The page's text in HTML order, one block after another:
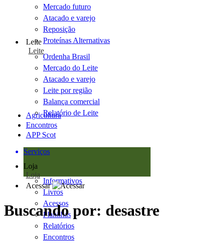
Mercado futuro
Atacado e varejo
Reposição
Proteínas Alternativas
Leite
Leite
Ordenha Brasil
Mercado do Leite
Atacado e varejo
Leite por região
Balança comercial
Relatório de Leite
Agricultura
Encontros
APP Scot
Serviços
Loja
Loja
Informativos
Livros
Acessos
Planilhas
Relatórios
Encontros
Acessar
Buscando por: desastre